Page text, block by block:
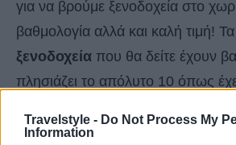
Travelstyle - Do Not Process My
Information
για να βρούμε ξενοδοχεία στο
βαθμολογία αλλά και καλή τιμή!
ξενοδοχεία που θα δείτε έχουν
πλησιάζει το απόλυτο 10 όπως
τα σχόλια των επισκεπτών στη
παράλληλα value for money.